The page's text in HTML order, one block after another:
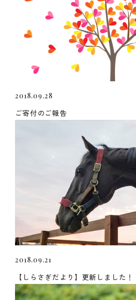
2018.09.28
ご寄付のご報告
2018.09.21
【しらさぎだより】更新しました！